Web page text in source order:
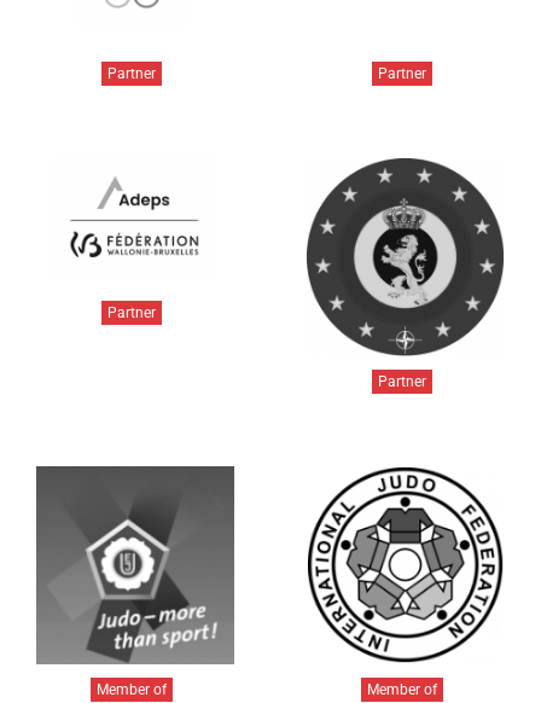
Partner Partner
Partner
Partner
Member of Member of